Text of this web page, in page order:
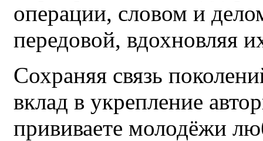
операции, словом и
передовой, вдохновляя
Сохраняя связь
вклад в укрепление
прививаете молодёжи